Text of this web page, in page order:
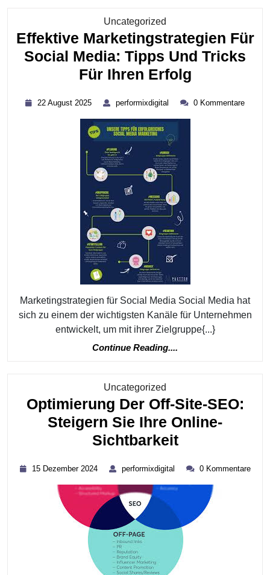
Uncategorized
Effektive Marketingstrategien Für
Social Media: Tipps Und Tricks
Für Ihren ErfolgEffektive
Für
22 August 2025
2025
performixdigital performixdigital
0 Kommentare
Marketingstrategien für Social Media Social Media hat
sich zu einem der wichtigsten Kanäle für Unternehmen
entwickelt, um mit ihrer Zielgruppe{...}
Continue Reading....
Uncategorized
Optimierung Der Off-Site-SEO:
Steigern Sie Ihre Online-
SichtbarkeitOptimierung
Off-
Site-
SEO:
Steigern
Sie
Ihre
15 Dezember 2024
2024
performixdigital performixdigital
0 Kommentare